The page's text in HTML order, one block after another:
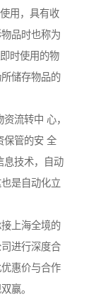
用，具有收
品时也称为
时使用的物
储存物品的
流转中 心，
保管的安 全
息技术，自动
是自动化立
上海全境的
进行深度合
惠价与合作
赢。